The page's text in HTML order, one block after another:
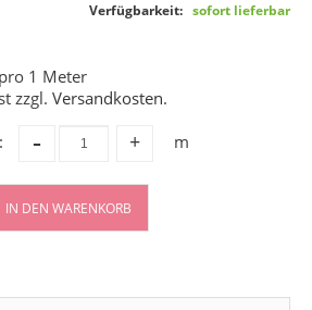
Verfügbarkeit: sofort lieferbar
1 Meter
zzgl. Versandkosten.
+
- m
IN DEN WARENKORB